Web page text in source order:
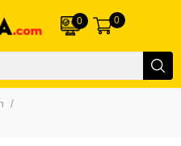
0 0
/